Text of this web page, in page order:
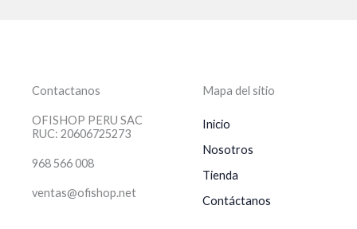
Contactanos
OFISHOP PERU SAC
RUC: 20606725273
968 566 008
ventas@ofishop.net
Mapa del sitio
Inicio
Nosotros
Tienda
Contáctanos